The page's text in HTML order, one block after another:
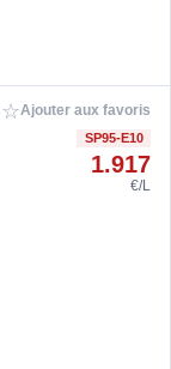
☆Ajouter aux favoris
SP95-E10
1.917
€/L